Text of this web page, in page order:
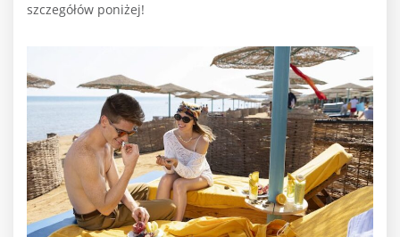
szczegółów poniżej!